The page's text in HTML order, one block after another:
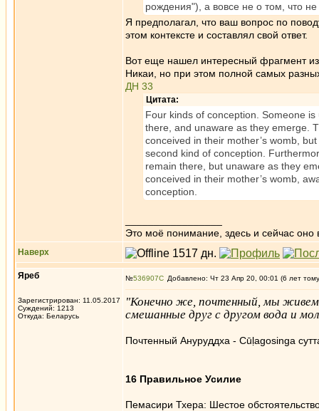
рождения"), а вовсе не о том, что
Я предполагал, что ваш вопрос по
этом контексте и составлял свой ответ.
Вот еще нашел интересный фрагмент
Никаи, но при этом полной самых
ДН 33
Цитата:
Four kinds of conception. Someone
there, and unaware as they emerge.
conceived in their mother’s womb,
second kind of conception.
remain there, but unaware as they
conceived in their mother’s womb,
conception.
Это моё понимание, здесь и сейчас оно
Наверх
Яреб
Зарегистрирован: 11.05.2017
Суждений: 1213
Откуда: Беларусь
№536907 Добавлено: Чт 23 Апр 20, 00:01 (6 лет
"Конечно же, почтенный, мы живем
смешанные друг с другом вода и
Почтенный Ануруддха - Cūḷagosinga
16 Правильное Усилие
Пемасири Тхера: Шестое